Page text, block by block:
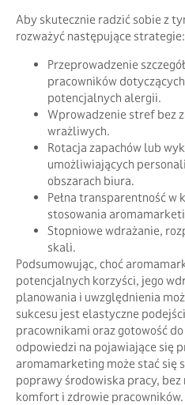
Aby skutecznie radzić sobie z
rozważyć następujące strategie:
Przeprowadzenie
pracowników
potencjalnych alergii.
Wprowadzenie stref bez
wrażliwych.
Rotacja zapachów lub
umożliwiających
obszarach biura.
Pełna transparentność w
stosowania
Stopniowe wdrażanie,
skali.
Podsumowując, choć
potencjalnych korzyści, jego
planowania i uwzględnienia
sukcesu jest elastyczne
pracownikami oraz gotowość
odpowiedzi na pojawiające się
aromamarketing może stać się
poprawy środowiska pracy, bez
komfort i zdrowie pracowników.